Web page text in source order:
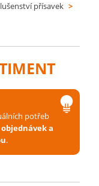
přísavek >
potřeb
a
.